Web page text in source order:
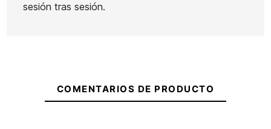
sesión tras sesión.
COMENTARIOS DE PRODUCTO